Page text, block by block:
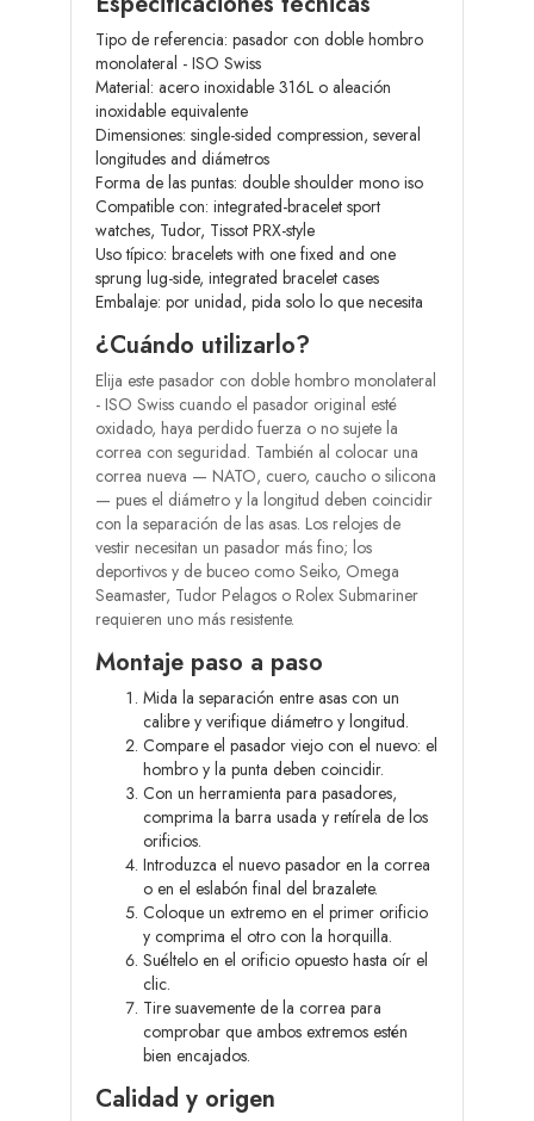
Tipo de referencia: pasador con doble hombro
monolateral - ISO Swiss
Material: acero inoxidable 316L o aleación
inoxidable equivalente
Dimensiones: single-sided compression, several
longitudes and diámetros
Forma de las puntas: double shoulder mono iso
Compatible con: integrated-bracelet sport
watches, Tudor, Tissot PRX-style
Uso típico: bracelets with one fixed and one
sprung lug-side, integrated bracelet cases
Embalaje: por unidad, pida solo lo que necesita
¿Cuándo utilizarlo?
Elija este pasador con doble hombro monolateral
- ISO Swiss cuando el pasador original esté
oxidado, haya perdido fuerza o no sujete la
correa con seguridad. También al colocar una
correa nueva — NATO, cuero, caucho o silicona
— pues el diámetro y la longitud deben coincidir
con la separación de las asas. Los relojes de
vestir necesitan un pasador más fino; los
deportivos y de buceo como Seiko, Omega
Seamaster, Tudor Pelagos o Rolex Submariner
requieren uno más resistente.
Montaje paso a paso
Mida la separación entre asas con un
calibre y verifique diámetro y longitud.
Compare el pasador viejo con el nuevo: el
hombro y la punta deben coincidir.
Con un herramienta para pasadores,
comprima la barra usada y retírela de los
orificios.
Introduzca el nuevo pasador en la correa
o en el eslabón final del brazalete.
Coloque un extremo en el primer orificio
y comprima el otro con la horquilla.
Suéltelo en el orificio opuesto hasta oír el
clic.
Tire suavemente de la correa para
comprobar que ambos extremos estén
bien encajados.
Calidad y origen